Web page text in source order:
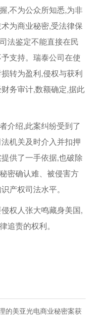
,不为公众所知悉,为非
为商业秘密,受法律保
法鉴定不能直接在民
支持。瑞泰公司在使
转为盈利,侵权与获利
务审计,数额确定,据此
绍,此案纠纷受到了
机关及时介入并扣押
供了一手依据,也破除
密确认难、被侵害方
产权司法水平。
权人张大鸣藏身美国,
追责的权利。
的美亚光电商业秘密案获